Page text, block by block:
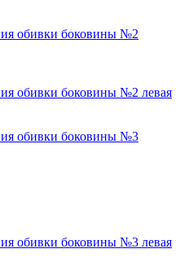
обивки боковины №2
обивки боковины №2 левая
обивки боковины №3
обивки боковины №3 левая